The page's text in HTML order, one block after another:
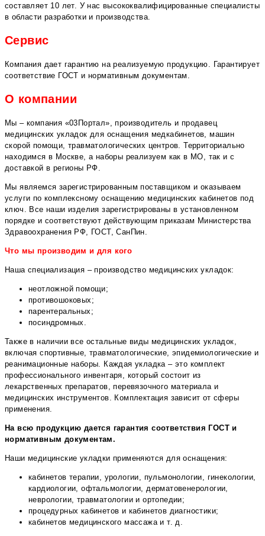
составляет 10 лет. У нас высококвалифицированные специалисты
в области разработки и производства.
Сервис
Компания дает гарантию на реализуемую продукцию. Гарантирует
соответствие ГОСТ и нормативным документам.
О компании
Мы – компания «03Портал», производитель и продавец
медицинских укладок для оснащения медкабинетов, машин
скорой помощи, травматологических центров. Территориально
находимся в Москве, а наборы реализуем как в МО, так и с
доставкой в регионы РФ.
Мы являемся зарегистрированным поставщиком и оказываем
услуги по комплексному оснащению медицинских кабинетов под
ключ. Все наши изделия зарегистрированы в установленном
порядке и соответствуют действующим приказам Министерства
Здравоохранения РФ, ГОСТ, СанПин.
Что мы производим и для кого
Наша специализация – производство медицинских укладок:
неотложной помощи;
противошоковых;
парентеральных;
посиндромных.
Также в наличии все остальные виды медицинских укладок,
включая спортивные, травматологические, эпидемиологические и
реанимационные наборы. Каждая укладка – это комплект
профессионального инвентаря, который состоит из
лекарственных препаратов, перевязочного материала и
медицинских инструментов. Комплектация зависит от сферы
применения.
На всю продукцию дается гарантия соответствия ГОСТ и
нормативным документам.
Наши медицинские укладки применяются для оснащения:
кабинетов терапии, урологии, пульмонологии, гинекологии,
кардиологии, офтальмологии, дерматовенерологии,
неврологии, травматологии и ортопедии;
процедурных кабинетов и кабинетов диагностики;
кабинетов медицинского массажа и т. д.